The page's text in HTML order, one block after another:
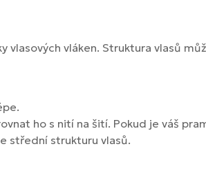
vláken. Struktura vlasů
ho s nití na šití. Pokud je váš
střední strukturu vlasů.